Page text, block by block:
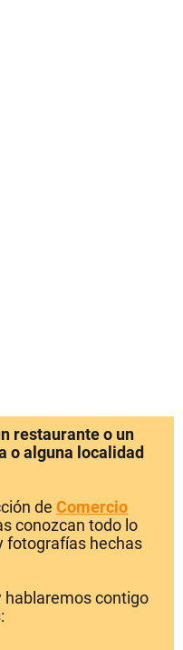
restaurante o un
o alguna localidad
de Comercio
conozcan todo lo
fotografías hechas
hablaremos contigo